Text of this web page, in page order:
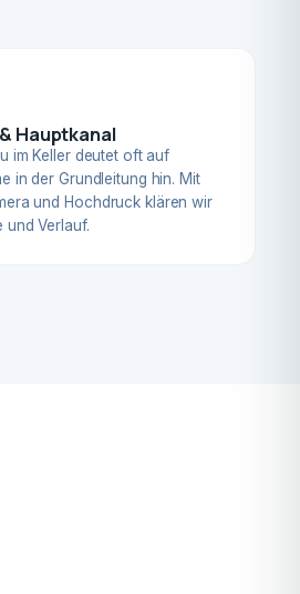
Hauptkanal
im Keller deutet oft auf
in der Grundleitung hin. Mit
und Hochdruck klären wir
und Verlauf.